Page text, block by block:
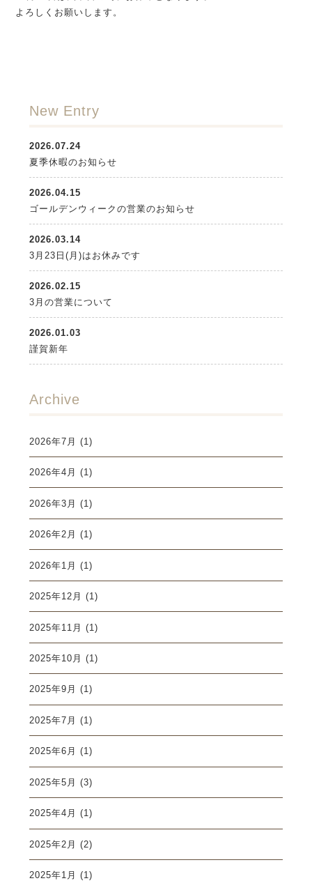
よろしくお願いします。
New Entry
2026.07.24
夏季休暇のお知らせ
2026.04.15
ゴールデンウィークの営業のお知らせ
2026.03.14
3月23日(月)はお休みです
2026.02.15
3月の営業について
2026.01.03
謹賀新年
Archive
2026年7月 (1)
2026年4月 (1)
2026年3月 (1)
2026年2月 (1)
2026年1月 (1)
2025年12月 (1)
2025年11月 (1)
2025年10月 (1)
2025年9月 (1)
2025年7月 (1)
2025年6月 (1)
2025年5月 (3)
2025年4月 (1)
2025年2月 (2)
2025年1月 (1)